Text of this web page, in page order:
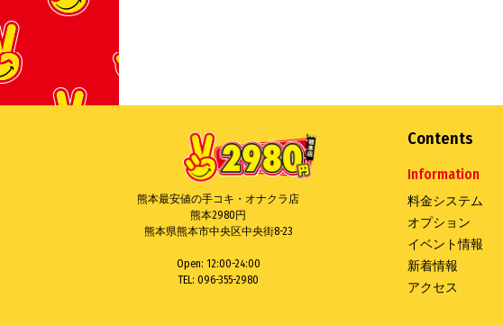
熊本最安値の手コキ・オナクラ店
熊本2980円
熊本県熊本市中央区中央街8-23
Open: 12:00-24:00
TEL: 096-355-2980
Contents
Information
料金システム
オプション
イベント情報
新着情報
アクセス